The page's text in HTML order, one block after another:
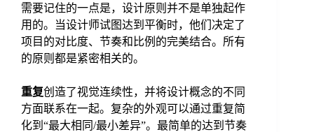
需要记住的一点是，设计原则并不是单独起作
用的。当设计师试图达到平衡时，他们决定了
项目的对比度、节奏和比例的完美结合。所有
的原则都是紧密相关的。
重复创造了视觉连续性，并将设计概念的不同
方面联系在一起。复杂的外观可以通过重复简
化到“最大相同/最小差异”。最简单的达到节奏